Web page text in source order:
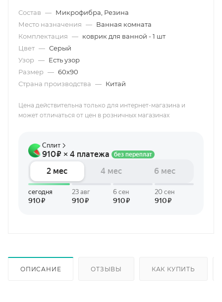
Состав — Микрофибра, Резина
Место назначения — Ванная комната
Комплектация — коврик для ванной - 1 шт
Цвет — Серый
Узор — Есть узор
Размер — 60х90
Страна производства — Китай
Цена действительна только для интернет-магазина и
может отличаться от цен в розничных магазинах
ОПИСАНИЕ ОТЗЫВЫ КАК КУПИТЬ